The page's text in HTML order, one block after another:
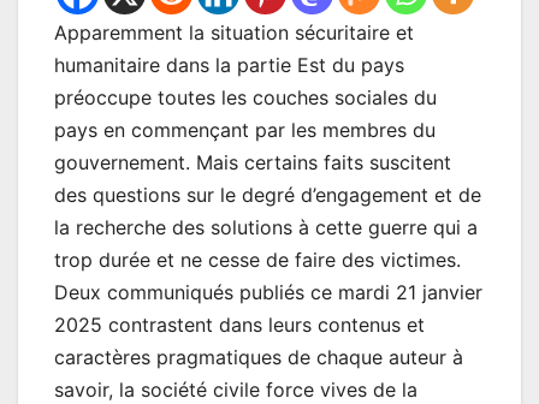
Apparemment la situation sécuritaire et
humanitaire dans la partie Est du pays
préoccupe toutes les couches sociales du
pays en commençant par les membres du
gouvernement. Mais certains faits suscitent
des questions sur le degré d’engagement et de
la recherche des solutions à cette guerre qui a
trop durée et ne cesse de faire des victimes.
Deux communiqués publiés ce mardi 21 janvier
2025 contrastent dans leurs contenus et
caractères pragmatiques de chaque auteur à
savoir, la société civile force vives de la